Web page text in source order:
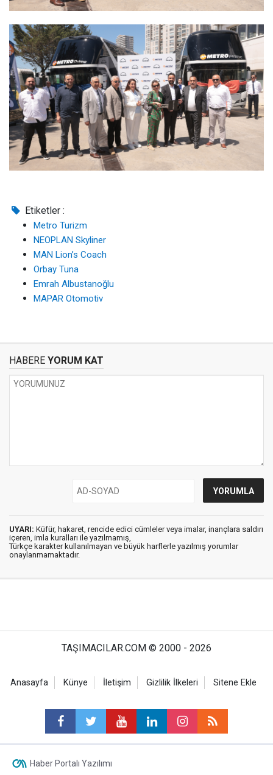
Etiketler :
Metro Turizm
NEOPLAN Skyliner
MAN Lion’s Coach
Orbay Tuna
Emrah Albustanoğlu
MAPAR Otomotiv
HABERE YORUM KAT
UYARI: Küfür, hakaret, rencide edici cümleler veya imalar, inançlara saldırı
içeren, imla kuralları ile yazılmamış,
Türkçe karakter kullanılmayan ve büyük harflerle yazılmış yorumlar
onaylanmamaktadır.
TAŞIMACILAR.COM © 2000 - 2026
Anasayfa Künye İletişim Gizlilik İlkeleri Sitene Ekle
Haber Portalı Yazılımı